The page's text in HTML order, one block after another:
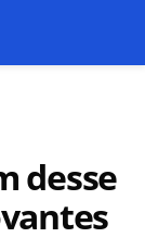
desse